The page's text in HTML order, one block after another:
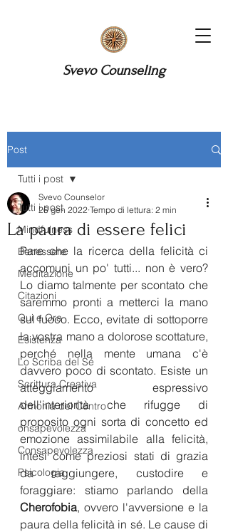
Svevo Counseling
Post
Tutti i post
Mindfulness
Benessere
Meditazione
Citazioni
Qui e Ora
Esistenza
Lo Scriba del Sé
Scrittura Creativa
Armonia del Centro
onsapevolezza
Consapevolezza
Psicologia
Tutti i post
La paura di essere felici
Svevo Counselor
26 gen 2022 Tempo di lettura: 2 min
Pare che la ricerca della felicità ci
accomuni un po' tutti... non è vero?
Lo diamo talmente per scontato che
saremmo pronti a metterci la mano
sul fuoco. Ecco, evitate di sottoporre
la vostra mano a dolorose scottature,
perché nella mente umana c'è
davvero poco di scontato. Esiste un
atteggiamento espressivo
dell'interiorità che rifugge di
proposito ogni sorta di concetto ed
emozione assimilabile alla felicità,
intesi come preziosi stati di grazia
da raggiungere, custodire e
Cherofobia, ovvero l'avversione e la
paura della felicità in sé. Le cause di